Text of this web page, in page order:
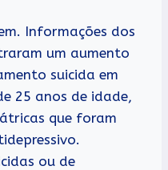
Informações dos
um aumento
suicida em
25 anos de idade,
que foram
ou de